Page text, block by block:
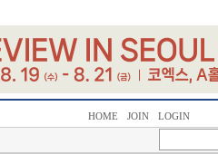
HOME JOIN LOGIN